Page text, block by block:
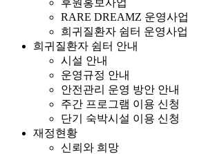
RARE DREAMZ 운영사업
희귀질환자 쉼터 운영사업
희귀질환자 쉼터 안내
시설 안내
운영규정 안내
안전관리 운영 방안 안내
주간 프로그램 이용 신청
단기 숙박시설 이용 신청
재정현황
신뢰와 희망